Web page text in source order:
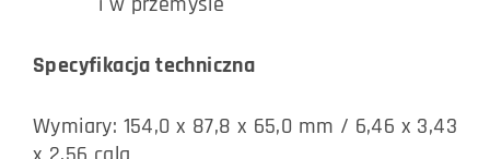
Specyfikacja techniczna
Wymiary: 154,0 x 87,8 x 65,0 mm / 6,46 x 3,43